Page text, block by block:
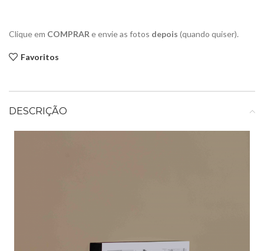
Clique em COMPRAR e envie as fotos depois (quando quiser).
Favoritos
DESCRIÇÃO